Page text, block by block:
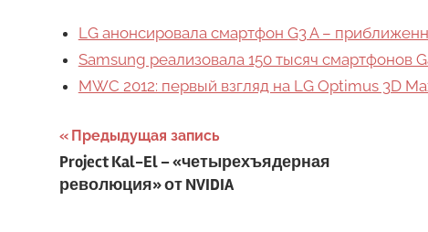
LG анонсировала смартфон G3 A –
Samsung реализовала 150 тысяч смартфонов
MWC 2012: первый взгляд на LG Optimus 3D
Навигация
по
Предыдущая запись
Project Kal-El – «четырехъядерная
революция» от NVIDIA